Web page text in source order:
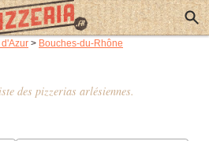
> Bouches-du-Rhône
des pizzerias arlésiennes.